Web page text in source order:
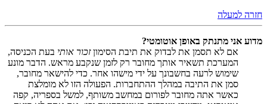
חזרה למעלה
מדוע אני מתנתק באופן אוטומטי?
אם לא תסמן את לבדוק את תיבת הסימוןזכור אותי בעת הכניסה,
המערכת תשאיר אותך מחובר רק לזמן שנקבע מראש. הדבר מונע
שימוש לרעה בחשבונך על ידי מישהו אחר. כדי להישאר מחובר,
סמן את התיבה במהלך ההתחברות. הפעולה הזו לא מומלצת
כאשר אתה מחובר לפורום במחשב משותף, למשל בספריה, קפה